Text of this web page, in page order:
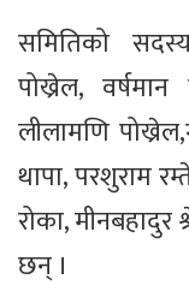
समितिको
पोख्रेल,
लीलामणि
थापा, परशुराम
रोका, मीनबहादुर
छन् ।